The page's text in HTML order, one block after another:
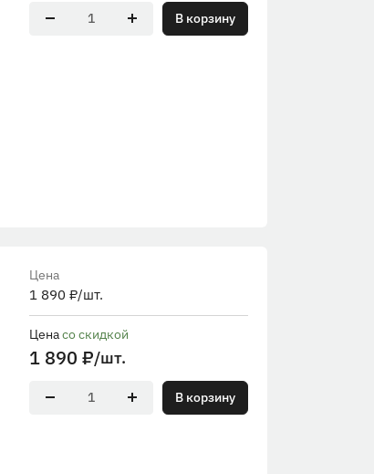
В корзину
Цена
1 890 ₽/шт.
Ценасо скидкой
1 890 ₽/шт.
В корзину